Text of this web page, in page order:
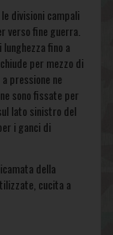
divisioni campali
verso fine guerra.
fino a
per mezzo di
pressione ne
sono fissate per
lato sinistro del
i ganci di
della
cucita a